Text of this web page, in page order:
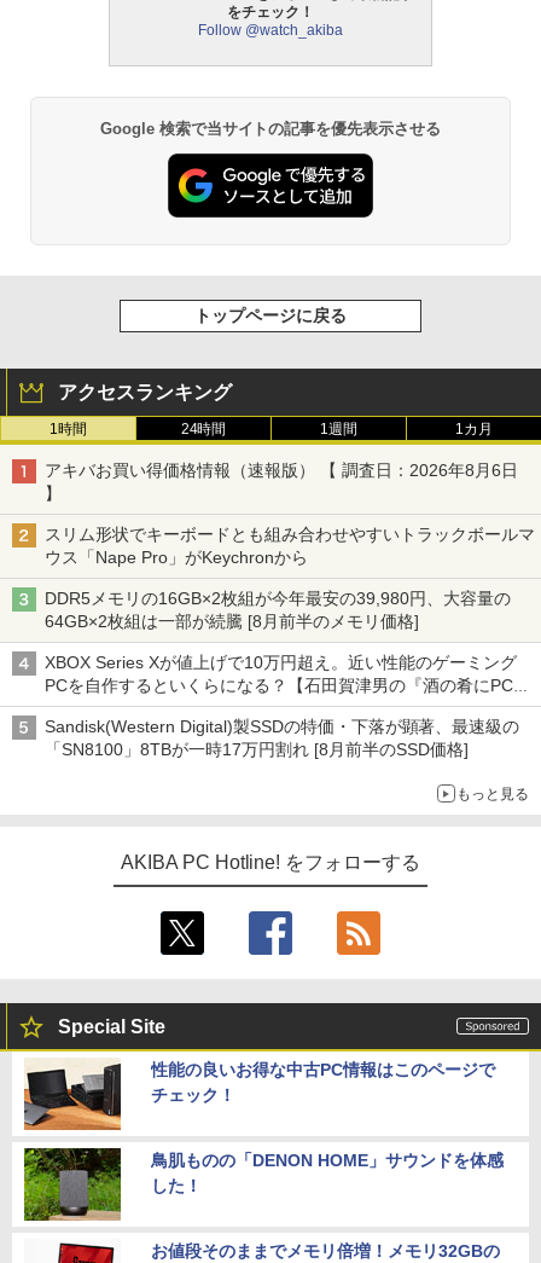
をチェック！
Follow @watch_akiba
Google 検索で当サイトの記事を優先表示させる
トップページに戻る
アクセスランキング
1時間 24時間 1週間 1カ月
アキバお買い得価格情報（速報版） 【 調査日：2026年8月6日
】
スリム形状でキーボードとも組み合わせやすいトラックボールマ
ウス「Nape Pro」がKeychronから
DDR5メモリの16GB×2枚組が今年最安の39,980円、大容量の
64GB×2枚組は一部が続騰 [8月前半のメモリ価格]
XBOX Series Xが値上げで10万円超え。近い性能のゲーミング
PCを自作するといくらになる？【石田賀津男の『酒の肴にPCゲ
ーム』】
Sandisk(Western Digital)製SSDの特価・下落が顕著、最速級の
「SN8100」8TBが一時17万円割れ [8月前半のSSD価格]
もっと見る
AKIBA PC Hotline! をフォローする
Special Site
性能の良いお得な中古PC情報はこのページで
チェック！
鳥肌ものの「DENON HOME」サウンドを体感
した！
お値段そのままでメモリ倍増！メモリ32GBの